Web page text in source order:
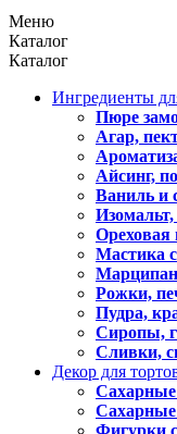
Меню
Каталог
Каталог
Ингредиенты
Пюре
Агар,
Айсинг,
Ваниль и
Ореховая
Мастика
Марципан
Рожки,
Пудра,
Сиропы,
Сливки,
Декор для
Фигурки